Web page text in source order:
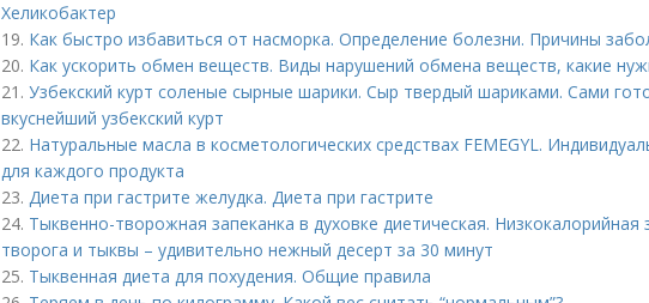
Хеликобактер
19. Как быстро избавиться от насморка. Определение болезни. Причины
20. Как ускорить обмен веществ. Виды нарушений обмена веществ, какие
21. Узбекский курт соленые сырные шарики. Сыр твердый шариками. Сами
вкуснейший узбекский курт
22. Натуральные масла в косметологических средствах FEMEGYL.
для каждого продукта
23. Диета при гастрите желудка. Диета при гастрите
24. Тыквенно-творожная запеканка в духовке диетическая. Низкокалорийная
творога и тыквы – удивительно нежный десерт за 30 минут
25. Тыквенная диета для похудения. Общие правила